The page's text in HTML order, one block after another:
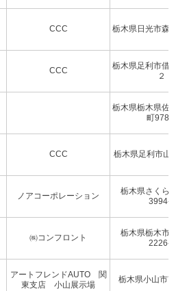
CCC 栃木県日光市森
CCC
栃木県足利市借
２
栃木県栃木県佐
町978-
CCC 栃木県足利市山
ノアコーポレーション
栃木県さくら
3994-1
㈱コンフロント
栃木県栃木市
2226-4
アートフレンドAUTO 関
東支店 小山展示場
栃木県小山市